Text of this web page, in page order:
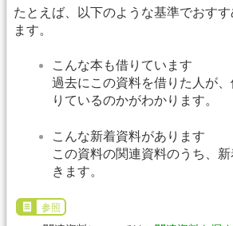
たとえば、以下のような基準でおす
ます。
こんな本も借りています
過去にこの資料を借りた人が
りているのかがわかります。
こんな新着資料があります
この資料の関連資料のうち、
きます。
参照